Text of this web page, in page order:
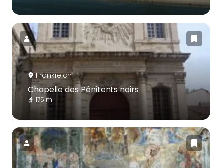
Frankreich
Chapelle des Pénitents noirs
175 m